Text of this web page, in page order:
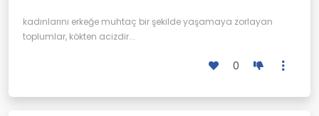
kadınlarını erkeğe muhtaç bir şekilde yaşamaya zorlayan
toplumlar, kökten acizdir...
0